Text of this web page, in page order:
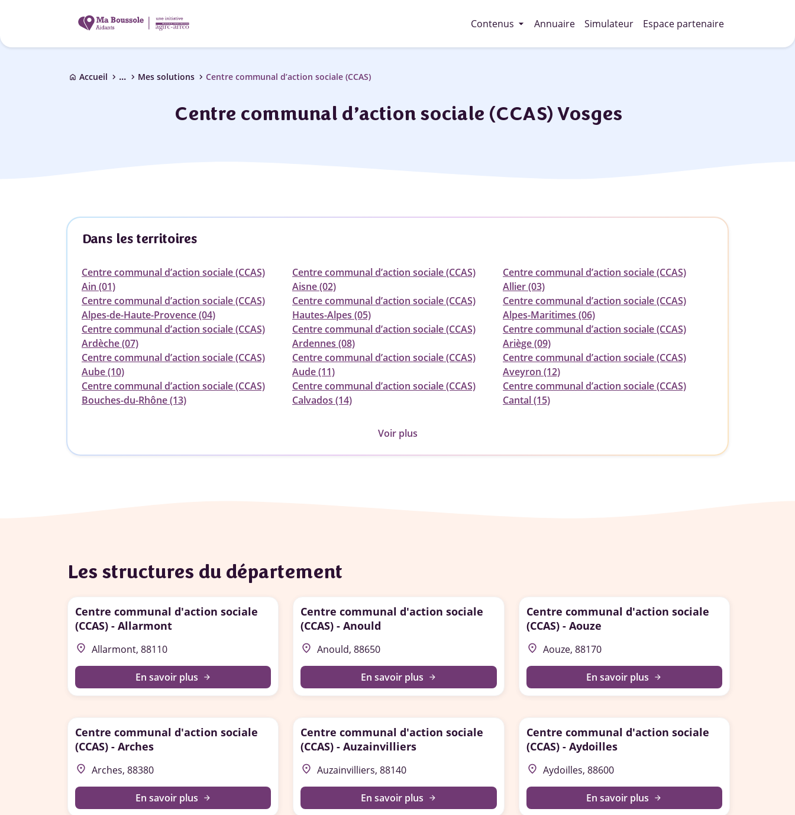
Contenus arrow_drop_down Annuaire Simulateur Espace partenaire
home Accueil chevron_right ... chevron_right Mes solutions chevron_right Centre communal d’action sociale (CCAS)
Centre communal d’action sociale (CCAS) Vosges
Dans les territoires
Centre communal d’action sociale (CCAS)
Ain (01)
Centre communal d’action sociale (CCAS)
Aisne (02)
Centre communal d’action sociale (CCAS)
Allier (03)
Centre communal d’action sociale (CCAS)
Alpes-de-Haute-Provence (04)
Centre communal d’action sociale (CCAS)
Hautes-Alpes (05)
Centre communal d’action sociale (CCAS)
Alpes-Maritimes (06)
Centre communal d’action sociale (CCAS)
Ardèche (07)
Centre communal d’action sociale (CCAS)
Ardennes (08)
Centre communal d’action sociale (CCAS)
Ariège (09)
Centre communal d’action sociale (CCAS)
Aube (10)
Centre communal d’action sociale (CCAS)
Aude (11)
Centre communal d’action sociale (CCAS)
Aveyron (12)
Centre communal d’action sociale (CCAS)
Bouches-du-Rhône (13)
Centre communal d’action sociale (CCAS)
Calvados (14)
Centre communal d’action sociale (CCAS)
Cantal (15)
Voir plus
Les structures du département
Centre communal d'action sociale
(CCAS) - Allarmont
place Allarmont, 88110
En savoir plus arrow_forward
Centre communal d'action sociale
(CCAS) - Anould
place Anould, 88650
En savoir plus arrow_forward
Centre communal d'action sociale
(CCAS) - Aouze
place Aouze, 88170
En savoir plus arrow_forward
Centre communal d'action sociale
(CCAS) - Arches
place Arches, 88380
En savoir plus arrow_forward
Centre communal d'action sociale
(CCAS) - Auzainvilliers
place Auzainvilliers, 88140
En savoir plus arrow_forward
Centre communal d'action sociale
(CCAS) - Aydoilles
place Aydoilles, 88600
En savoir plus arrow_forward